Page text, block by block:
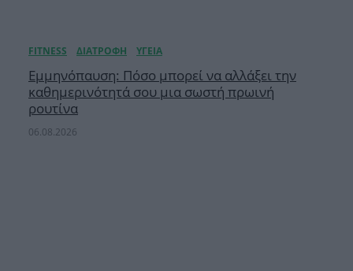
Εμμηνόπαυση: Πόσο μπορεί να αλλάξει την
καθημερινότητά σου μια σωστή πρωινή
ρουτίνα
06.08.2026